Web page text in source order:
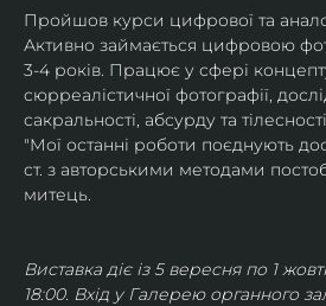
Пройшов курси цифрової та
Активно займається цифровою
3-4 років. Працює у сфері
сюрреалістичної фотографії,
сакральності, абсурду та
"Мої останні роботи поєднують
ст. з авторськими методами
митець.
Виставка діє із 5 вересня по 1
18:00. Вхід у Галерею органного